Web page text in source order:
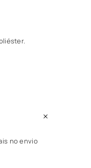
no envio